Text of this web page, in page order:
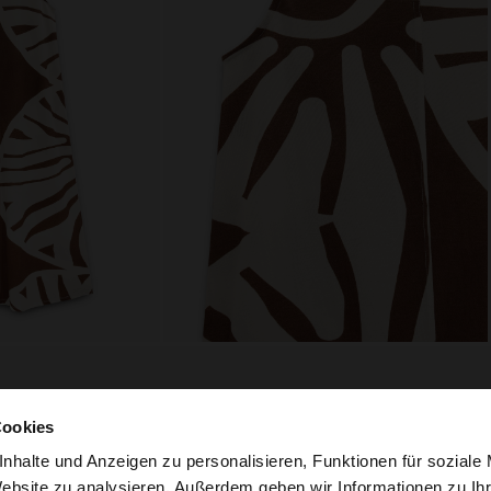
und Anzeigen zu personalisieren, Funktionen für soziale
zu analysieren. Außerdem geben wir Informationen zu
herkunft